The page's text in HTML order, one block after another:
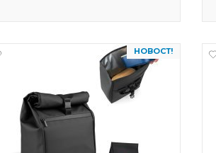
НОВОСТ!